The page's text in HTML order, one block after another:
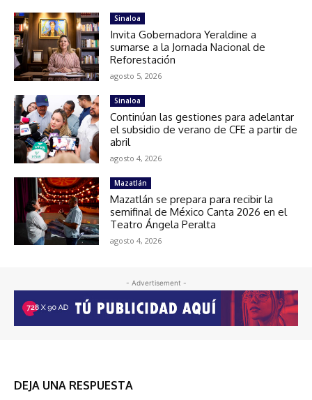
Sinaloa
Invita Gobernadora Yeraldine a
sumarse a la Jornada Nacional de
Reforestación
agosto 5, 2026
Sinaloa
Continúan las gestiones para adelantar
el subsidio de verano de CFE a partir de
abril
agosto 4, 2026
Mazatlán
Mazatlán se prepara para recibir la
semifinal de México Canta 2026 en el
Teatro Ángela Peralta
agosto 4, 2026
- Advertisement -
DEJA UNA RESPUESTA